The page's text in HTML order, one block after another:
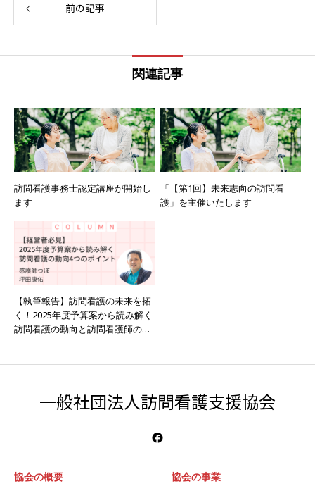
前の記事
関連記事
訪問看護事務士認定講座が開始し
ます
「【第1回】未来志向の訪問看
護」を主催いたします
【執筆報告】訪問看護の未来を拓
く！2025年度予算案から読み解く
訪問看護の動向と訪問看護師の役
一般社団法人訪問看護支援協会
協会の概要 協会の事業